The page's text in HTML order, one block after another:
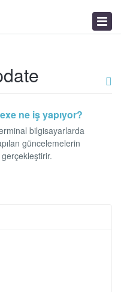
ne iş yapıyor?
bilgisayarlarda
güncelemelerin